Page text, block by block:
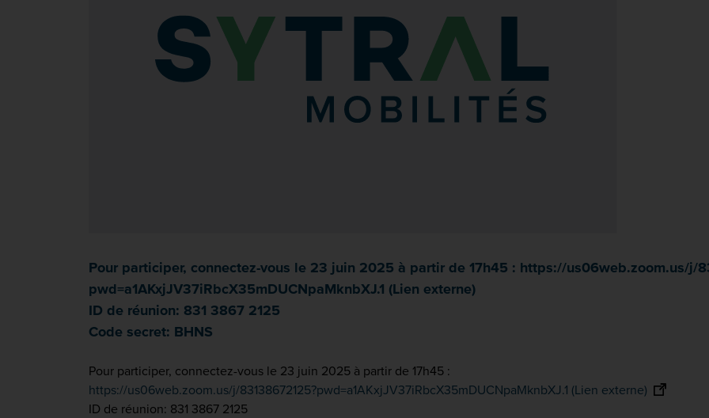
Pour participer, connectez-vous le 23 juin 2025 à partir de 17h45 : https://us06web.zoom.us/j/
pwd=a1AKxjJV37iRbcX35mDUCNpaMknbXJ.1 (Lien externe)
ID de réunion: 831 3867 2125
Code secret: BHNS
Pour participer, connectez-vous le 23 juin 2025 à partir de 17h45 :
https://us06web.zoom.us/j/83138672125?pwd=a1AKxjJV37iRbcX35mDUCNpaMknbXJ.1 (Lien externe)
ID de réunion: 831 3867 2125